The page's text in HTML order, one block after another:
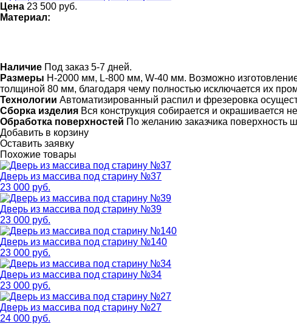
Цена 23 500 руб.
Материал:
Наличие Под заказ 5-7 дней.
Размеры Н-2000 мм, L-800 мм, W-40 мм. Возможно
толщиной 80 мм, благодаря чему полностью исключается их
Технологии Автоматизированный распил и фрезеровка
Сборка изделия Вся конструкция собирается и окрашивается
Обработка поверхностей По желанию заказчика
Добавить в корзину
Оставить заявку
Похожие товары
Дверь из массива под старину №37
23 000 руб.
Дверь из массива под старину №39
23 000 руб.
Дверь из массива под старину №140
23 000 руб.
Дверь из массива под старину №34
23 000 руб.
Дверь из массива под старину №27
24 000 руб.